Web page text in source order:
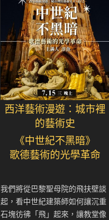
西洋藝術漫遊：城市裡
的藝術史
《中世紀不黑暗》
歌德藝術的光學革命
我們將從巴黎聖母院的飛扶壁談
起，看中世紀建築師如何讓沉重
石塊彷彿「飛」起來，讓教堂像